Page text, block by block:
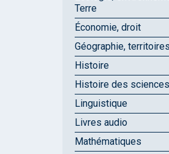
Terre
Économie, droit
Géographie, territoires
Histoire
Histoire des sciences
Linguistique
Livres audio
Mathématiques